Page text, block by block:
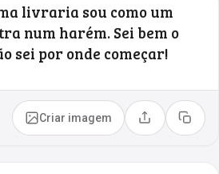
livraria sou como um
num harém. Sei bem o
sei por onde começar!
Criar imagem Compartilhar
Copiar